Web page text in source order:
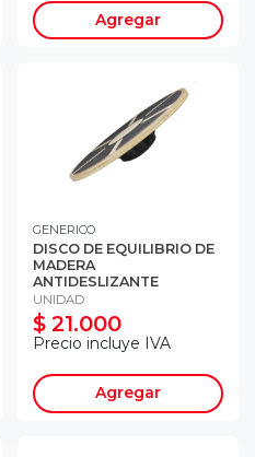
Agregar
GENERICO
DISCO DE EQUILIBRIO DE
MADERA
ANTIDESLIZANTE
UNIDAD
$ 21.000
Precio incluye IVA
Agregar